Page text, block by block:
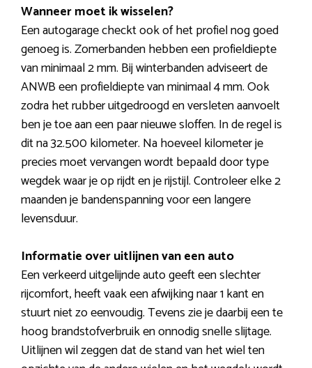
Wanneer moet ik wisselen?
Een autogarage checkt ook of het profiel nog goed
genoeg is. Zomerbanden hebben een profieldiepte
van minimaal 2 mm. Bij winterbanden adviseert de
ANWB een profieldiepte van minimaal 4 mm. Ook
zodra het rubber uitgedroogd en versleten aanvoelt
ben je toe aan een paar nieuwe sloffen. In de regel is
dit na 32.500 kilometer. Na hoeveel kilometer je
precies moet vervangen wordt bepaald door type
wegdek waar je op rijdt en je rijstijl. Controleer elke 2
maanden je bandenspanning voor een langere
levensduur.
Informatie over uitlijnen van een auto
Een verkeerd uitgelijnde auto geeft een slechter
rijcomfort, heeft vaak een afwijking naar 1 kant en
stuurt niet zo eenvoudig. Tevens zie je daarbij een te
hoog brandstofverbruik en onnodig snelle slijtage.
Uitlijnen wil zeggen dat de stand van het wiel ten